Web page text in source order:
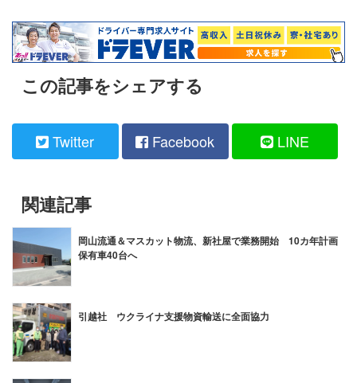
この記事をシェアする
Twitter Facebook LINE
関連記事
岡山流通＆マスカット物流、新社屋で業務開始 10カ年計画
保有車40台へ
引越社 ウクライナ支援物資輸送に全面協力